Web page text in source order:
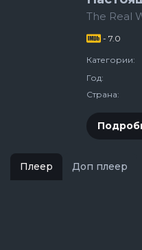
The Real
- 7.0
Категории:
Год:
Страна:
Плеер Доп плеер